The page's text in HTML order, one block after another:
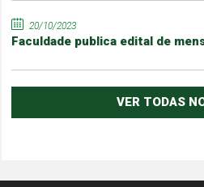
20/10/2023
Faculdade publica edital de
VER TODAS